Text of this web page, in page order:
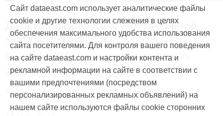
Продукты и услуги
Дата Ист разработала интерактивную
карту для краеведов
#CarryMap #Интерактивная карта #ArcGIS
#Природа #Дети #География
#Мобильная карта #Веб-приложение
Сайт dataeast.com использует аналитические файлы
cookie и другие технологии слежения в целях
обеспечения максимального удобства использования
сайта посетителями. Для контроля вашего поведения
на сайте dataeast.com и настройки контента и
рекламной информации на сайте в соответствии с
вашими предпочтениями (посредством
персонализированных рекламных объявлений) на
нашем сайте используются файлы cookie сторонних